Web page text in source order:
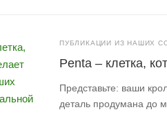
ПУБЛИКАЦИИ ИЗ НАШИХ
Penta – клетка,
Представьте: ваши
деталь продумана до